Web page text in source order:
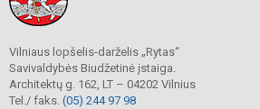
Vilniaus lopšelis-darželis „Rytas“
Savivaldybės Biudžetinė įstaiga.
Architektų g. 162, LT – 04202 Vilnius
Tel./ faks. (05) 244 97 98